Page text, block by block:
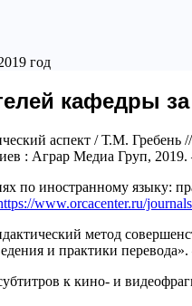
год
кафедры за
аспект / Т.М.
: Аграр Медиа Груп,
иностранному языку:
www.orcacenter.ru/
метод
и практики
к кино- и